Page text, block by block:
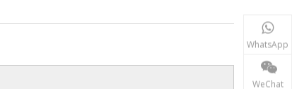
WhatsApp
WeChat